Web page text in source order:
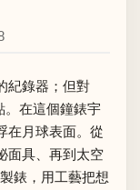
紀錄器；但對
。在這個鐘錶宇
在月球表面。從
面具、再到太空
錶，用工藝把想